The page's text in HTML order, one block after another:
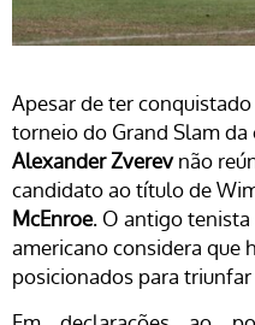
Apesar de ter
torneio do Grand Slam da
Alexander Zverevnão
candidato ao título de
McEnroe. O antigo
americano considera que
posicionados para